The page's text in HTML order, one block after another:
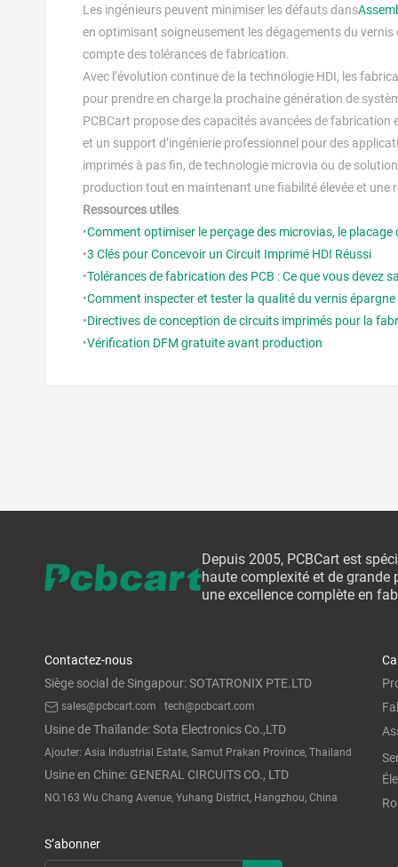
Les ingénieurs peuvent minimiser les défauts dans
en optimisant soigneusement les dégagements du
compte des tolérances de fabrication.
Avec l’évolution continue de la technologie HDI, les
pour prendre en charge la prochaine génération de
PCBCart propose des capacités avancées de
et un support d’ingénierie professionnel pour des
imprimés à pas fin, de technologie microvia ou de
production tout en maintenant une fiabilité élevée et une
Ressources utiles
•Comment optimiser le perçage des microvias, le placage
•3 Clés pour Concevoir un Circuit Imprimé HDI Réussi
•Tolérances de fabrication des PCB : Ce que vous devez
•Comment inspecter et tester la qualité du vernis épargne
•Directives de conception de circuits imprimés pour la
•Vérification DFM gratuite avant production
Depuis 2005, PCBCart est
haute complexité et de
une excellence complète en
Contactez-nous
Siège social de Singapour: SOTATRONIX PTE.LTD
sales@pcbcart.com tech@pcbcart.com
Usine de Thaïlande: Sota Electronics Co.,LTD
Ajouter: Asia Industrial Estate, Samut Prakan Province, Thailand
Usine en Chine: GENERAL CIRCUITS CO., LTD
NO.163 Wu Chang Avenue, Yuhang District, Hangzhou, China
S’abonner